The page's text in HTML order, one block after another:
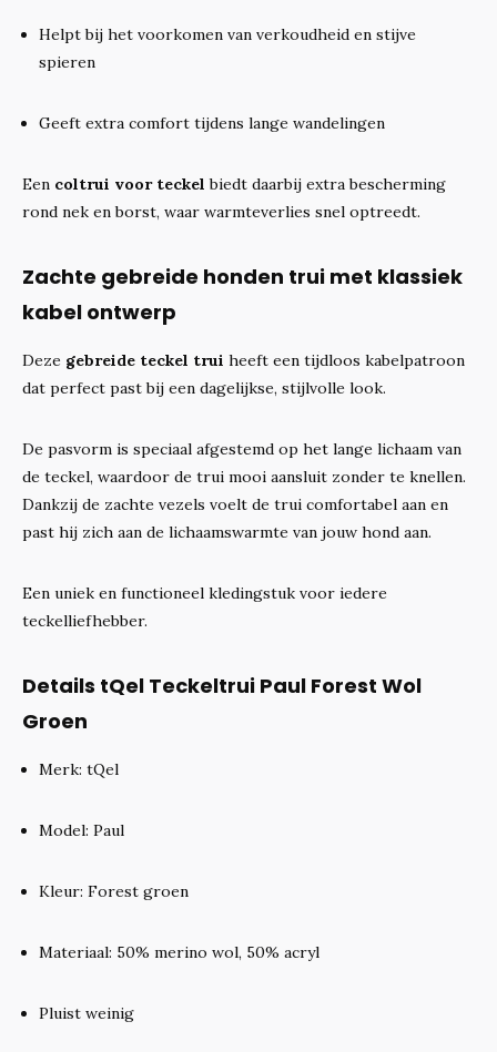
Helpt bij het voorkomen van verkoudheid en stijve
spieren
Geeft extra comfort tijdens lange wandelingen
Een coltrui voor teckel biedt daarbij extra bescherming
rond nek en borst, waar warmteverlies snel optreedt.
Zachte gebreide honden trui met klassiek
kabel ontwerp
Deze gebreide teckel trui heeft een tijdloos kabelpatroon
dat perfect past bij een dagelijkse, stijlvolle look.
De pasvorm is speciaal afgestemd op het lange lichaam van
de teckel, waardoor de trui mooi aansluit zonder te knellen.
Dankzij de zachte vezels voelt de trui comfortabel aan en
past hij zich aan de lichaamswarmte van jouw hond aan.
Een uniek en functioneel kledingstuk voor iedere
teckelliefhebber.
Details tQel Teckeltrui Paul Forest Wol
Groen
Merk: tQel
Model: Paul
Kleur: Forest groen
Materiaal: 50% merino wol, 50% acryl
Pluist weinig